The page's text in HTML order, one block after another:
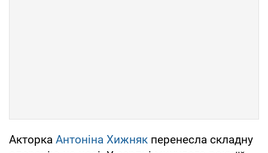
Акторка Антоніна Хижняк перенесла складну